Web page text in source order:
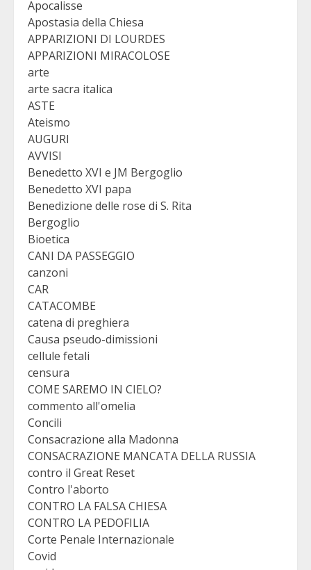
Apocalisse
Apostasia della Chiesa
APPARIZIONI DI LOURDES
APPARIZIONI MIRACOLOSE
arte
arte sacra italica
ASTE
Ateismo
AUGURI
AVVISI
Benedetto XVI e JM Bergoglio
Benedetto XVI papa
Benedizione delle rose di S. Rita
Bergoglio
Bioetica
CANI DA PASSEGGIO
canzoni
CAR
CATACOMBE
catena di preghiera
Causa pseudo-dimissioni
cellule fetali
censura
COME SAREMO IN CIELO?
commento all'omelia
Concili
Consacrazione alla Madonna
CONSACRAZIONE MANCATA DELLA RUSSIA
contro il Great Reset
Contro l'aborto
CONTRO LA FALSA CHIESA
CONTRO LA PEDOFILIA
Corte Penale Internazionale
Covid